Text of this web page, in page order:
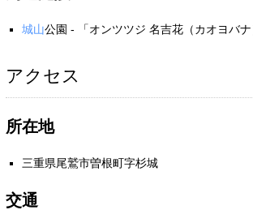
城山公園 - 「オンツツジ 名吉花（カオヨバナ
アクセス
所在地
三重県尾鷲市曽根町字杉城
交通